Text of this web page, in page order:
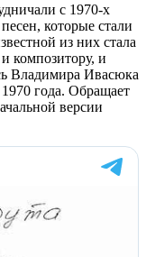
с 1970-х
которые стали
из них стала
композитору, и
Владимира Ивасюка
1970 года. Обращает
версии